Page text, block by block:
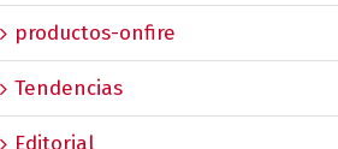
productos-onfire
Tendencias
Editorial